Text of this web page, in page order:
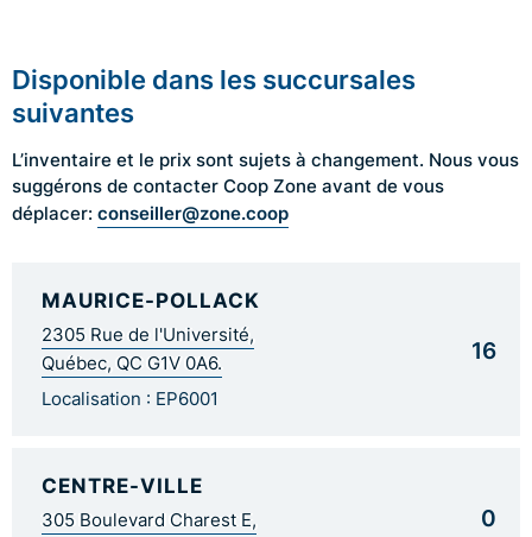
Disponible dans les succursales
suivantes
L’inventaire et le prix sont sujets à changement. Nous vous
suggérons de contacter Coop Zone avant de vous
déplacer: conseiller@zone.coop
MAURICE-POLLACK
2305 Rue de l'Université,
Québec, QC G1V 0A6.
Localisation : EP6001
16
CENTRE-VILLE
305 Boulevard Charest E,
0